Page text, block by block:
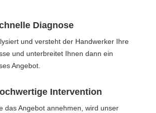
Diagnose
und versteht der Handwerker Ihre
und unterbreitet Ihnen dann ein
Angebot.
Intervention
das Angebot annehmen, wird unser